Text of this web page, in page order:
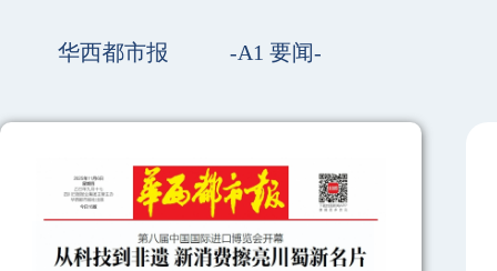
华西都市报 -A1 要闻-